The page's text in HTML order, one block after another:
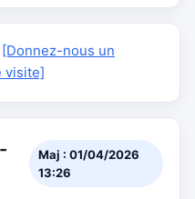
[Donnez-nous un
visite]
Maj : 01/04/2026
13:26